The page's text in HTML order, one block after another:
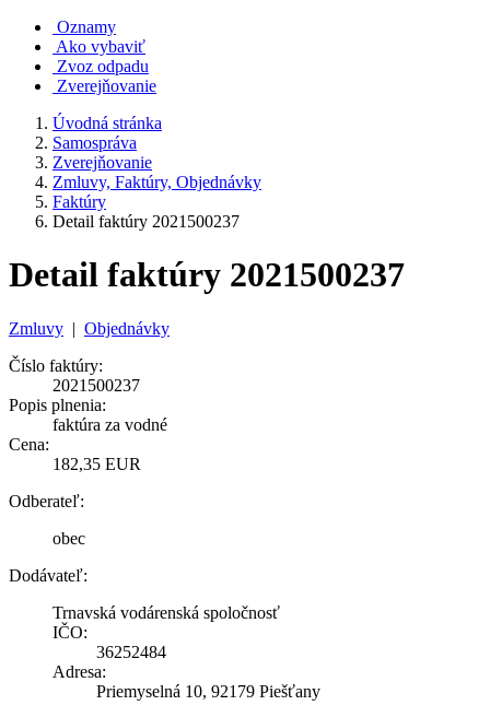
Oznamy
Ako vybaviť
Zvoz odpadu
Zverejňovanie
Úvodná stránka
Samospráva
Zverejňovanie
Zmluvy, Faktúry, Objednávky
Faktúry
Detail faktúry 2021500237
Detail faktúry 2021500237
Zmluvy | Objednávky
Číslo faktúry:
2021500237
Popis plnenia:
faktúra za vodné
Cena:
182,35 EUR
Odberateľ:
obec
Dodávateľ:
Trnavská vodárenská spoločnosť
IČO:
36252484
Adresa:
Priemyselná 10, 92179 Piešťany